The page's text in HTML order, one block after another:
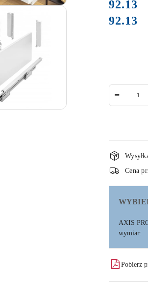
cena:
92.13
Cena:
92.13
i
Cena
AXIS
wymiar:
Pobierz